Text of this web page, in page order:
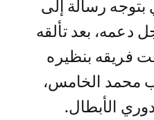
دعمه، بعد تألقه
فريقه بنظيره
محمد الخامس،
الأبطال.